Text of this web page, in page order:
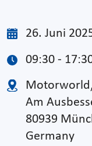
26. Juni
09:30 -
Am
80939
Germany